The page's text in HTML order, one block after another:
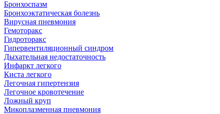
Бронхоспазм
Бронхоэктатическая болезнь
Вирусная пневмония
Гемоторакс
Гидроторакс
Гипервентиляционный синдром
Дыхательная недостаточность
Инфаркт легкого
Киста легкого
Легочная гипертензия
Легочное кровотечение
Ложный круп
Микоплазменная пневмония